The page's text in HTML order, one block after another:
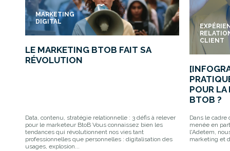
MARKETING
DIGITAL
LE MARKETING BTOB FAIT SA
RÉVOLUTION
Data, contenu, stratégie relationnelle : 3 défis à relever
pour le marketeur BtoB Vous connaissez bien les
tendances qui révolutionnent nos vies tant
professionnelles que personnelles : digitalisation des
usages, explosion...
CLIENT
POUR
BTOB ?
Dans le
menée en
l'Adetem,
marketing et